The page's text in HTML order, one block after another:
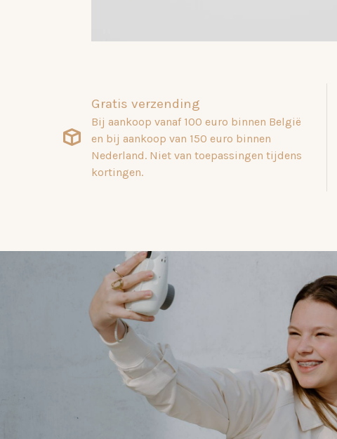
Gratis verzending
Bij aankoop vanaf 100 euro binnen België
en bij aankoop van 150 euro binnen
Nederland. Niet van toepassingen tijdens
kortingen.